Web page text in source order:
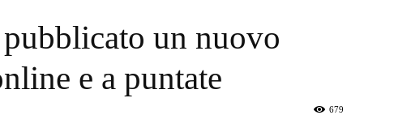
un nuovo
e a puntate
679